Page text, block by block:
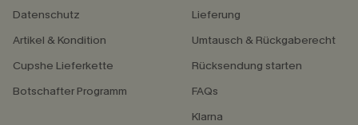
Datenschutz
Artikel & Kondition
Cupshe Lieferkette
Botschafter Programm
Lieferung
Umtausch & Rückgaberecht
Rücksendung starten
FAQs
Klarna